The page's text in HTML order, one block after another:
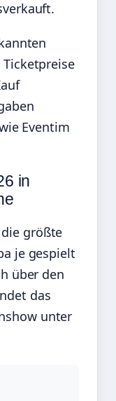
Eventim
in
größte
je gespielt
über den
das
unter